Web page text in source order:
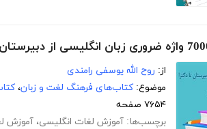
از: روح الله یوسفی رامندی
موضوع: کتاب‌های فرهنگ لغت و زبان،
۷۶۵۴ صفحه
برچسب‌ها: آموزش لغات انگلیسی، آموزش